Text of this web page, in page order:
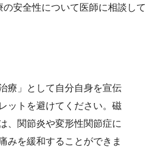
安全性について医師に相談して
療」として自分自身を宣伝
ットを避けてください。磁
、関節炎や変形性関節症に
みを緩和することができま